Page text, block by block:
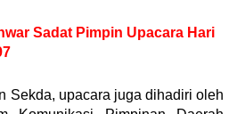
Sadat Pimpin Upacara Hari
Sekda, upacara juga dihadiri oleh